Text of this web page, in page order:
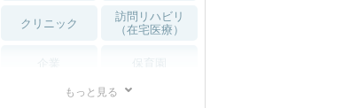
クリニック
訪問リハビリ
（在宅医療）
もっと見る